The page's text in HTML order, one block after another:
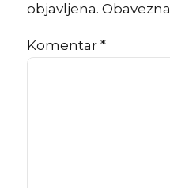
objavljena.
Komentar *